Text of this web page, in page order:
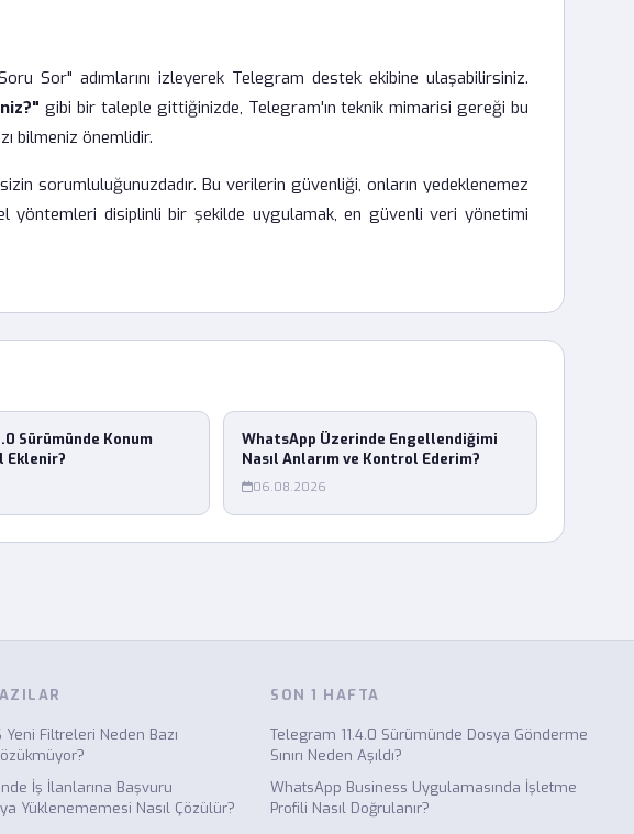
Sor" adımlarını izleyerek Telegram destek ekibine ulaşabilirsiniz.
gibi bir taleple gittiğinizde, Telegram'ın teknik mimarisi gereği bu
bilmeniz önemlidir.
sorumluluğunuzdadır. Bu verilerin güvenliği, onların yedeklenemez
yöntemleri disiplinli bir şekilde uygulamak, en güvenli veri yönetimi
Sürümünde Konum
Eklenir?
WhatsApp Üzerinde Engellendiğimi
Nasıl Anlarım ve Kontrol Ederim?
06.08.2026
Yeni Filtreleri Neden Bazı
İş İlanlarına Başvuru
Yüklenememesi Nasıl Çözülür?
SON 1 HAFTA
Telegram 11.4.0 Sürümünde Dosya Gönderme
Sınırı Neden Aşıldı?
WhatsApp Business Uygulamasında İşletme
Profili Nasıl Doğrulanır?